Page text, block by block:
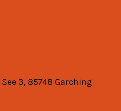
3, 85748 Garching